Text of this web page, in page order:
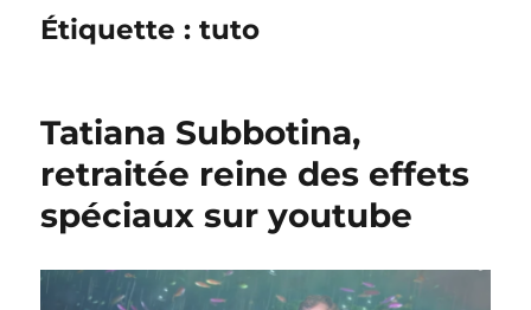
Étiquette :tuto
Tatiana Subbotina,
retraitée reine des effets
spéciaux sur youtube